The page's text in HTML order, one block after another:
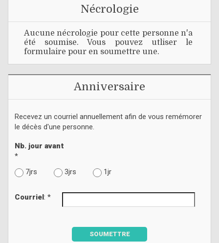
Nécrologie
Aucune nécrologie pour cette personne n'a
été soumise. Vous pouvez utliser le
formulaire pour en soumettre une.
Anniversaire
Recevez un courriel annuellement afin de vous remémorer
le décès d'une personne.
Nb. jour avant
*
7jrs
3jrs 1jr
Courriel : *
SOUMETTRE